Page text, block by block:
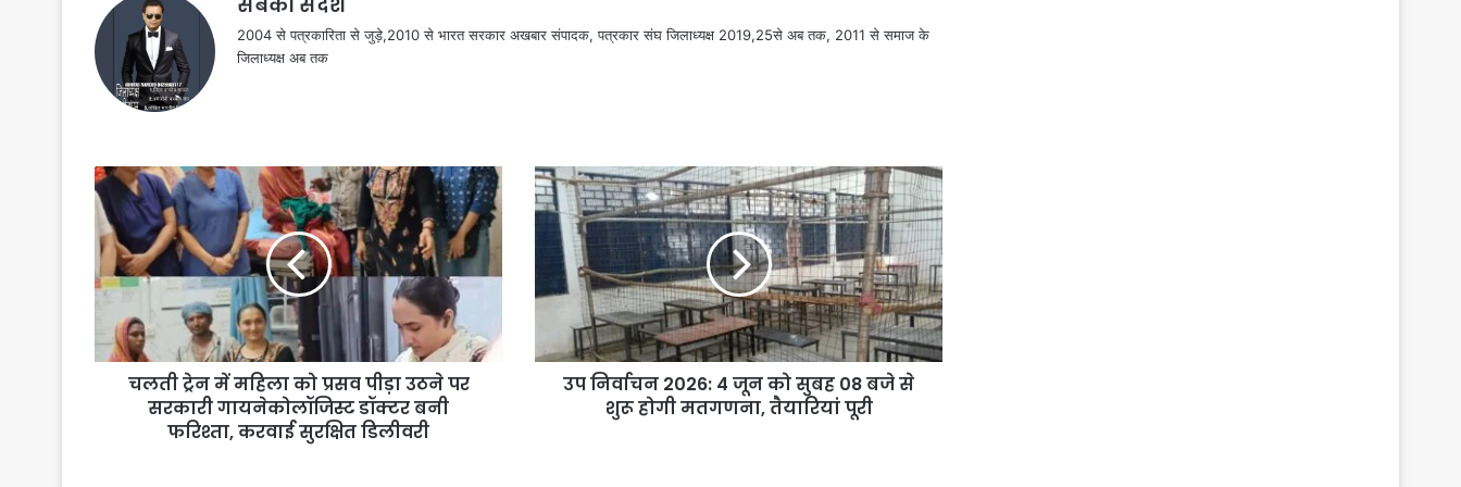
2004 से पत्रकारिता से जुड़े,2010 से भारत सरकार अखबार संपादक, पत्रकार संघ जिलाध्यक्ष 2019,25से अब तक, 2011 से समाज के
जिलाध्यक्ष अब तक
चलती ट्रेन में महिला को प्रसव पीड़ा उठने पर
सरकारी गायनेकोलॉजिस्ट डॉक्टर बनी
फरिश्ता, करवाई सुरक्षित डिलीवरी
उप निर्वाचन 2026: 4 जून को सुबह 08 बजे से
शुरू होगी मतगणना, तैयारियां पूरी